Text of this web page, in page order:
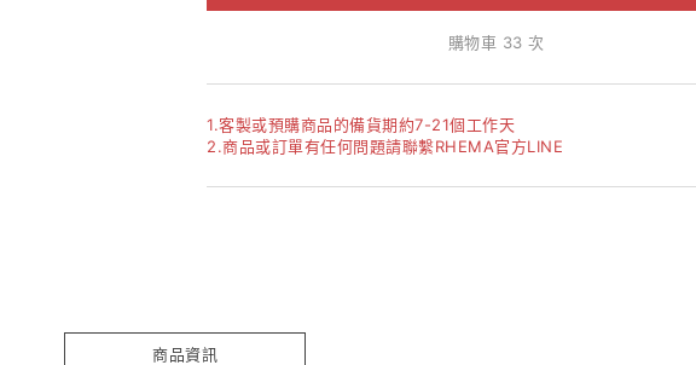
購物車 33 次
1.客製或預購商品的備貨期約7-21個工作天
2.商品或訂單有任何問題請聯繫RHEMA官方LINE
商品資訊